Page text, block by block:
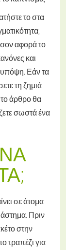
το στα
αφορά το
και
υπόψη. Εάν τα
τη ζημιά
άρθρο θα
σωστά ένα
σε άτομα
Πριν
στην
τραπέζι για